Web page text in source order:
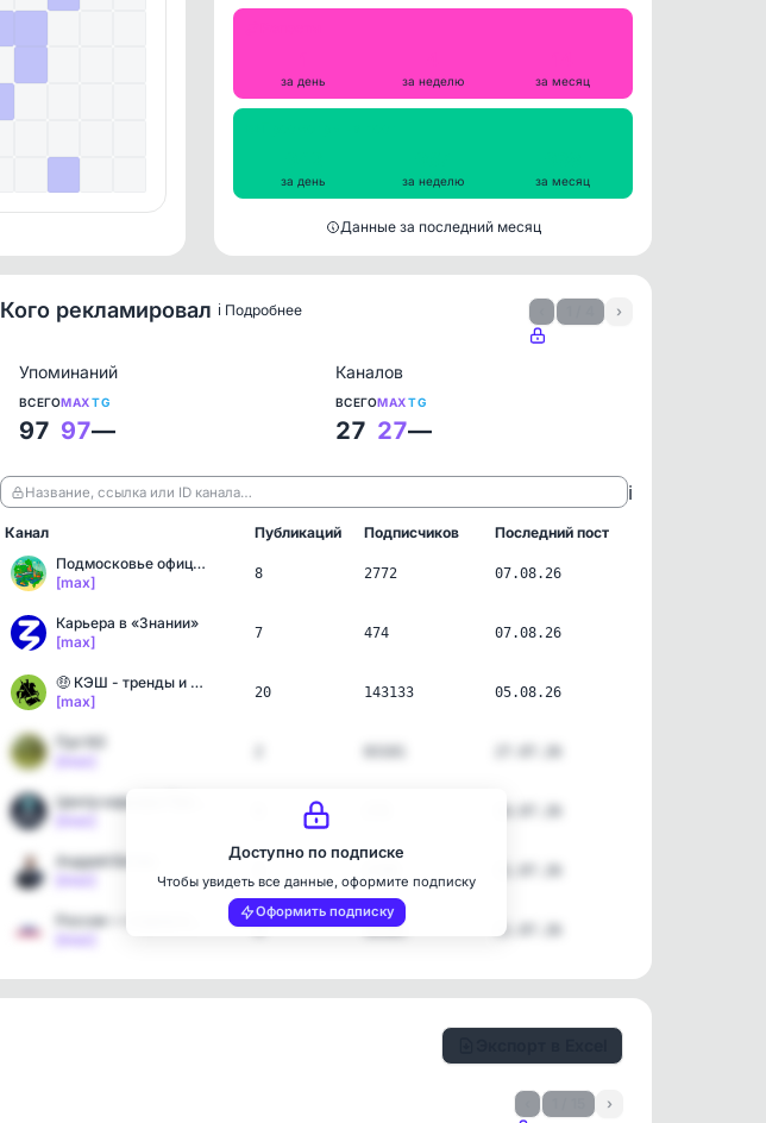
за день за неделю за месяц
за день за неделю за месяц
Данные за последний месяц
Кого рекламировал ℹ️ Подробнее ›
Упоминаний
ВСЕГО
97
MAX
97
TG
—
Каналов
ВСЕГО
27
MAX
27
TG
—
Название, ссылка или ID канала… ℹ️
Канал Публикаций Подписчиков
Последний пост
Подмосковье официально
[max]
8 2772 07.08.26
Карьера в «Знании»
[max]
7 474 07.08.26
🤑 КЭШ - тренды и деньги
[max]
20 143133 05.08.26
Пул N3
Андрей Бетин
4 16181 11.07.26
Доступно по подписке
Чтобы увидеть все данные, оформите подписку
Оформить подписку
›